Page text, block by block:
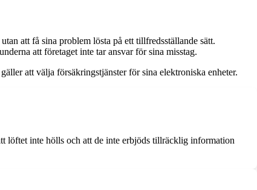
att få sina problem lösta på ett tillfredsställande sätt.
att företaget inte tar ansvar för sina misstag.
att välja försäkringstjänster för sina elektroniska enheter.
löftet inte hölls och att de inte erbjöds tillräcklig information